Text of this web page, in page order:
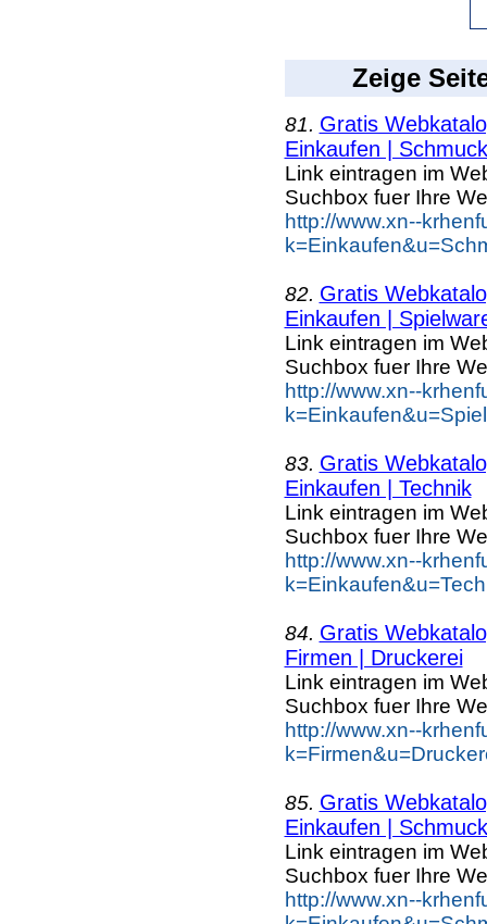
Zeige
81. Gratis
Einkaufen | Schmuck
Link eintragen im
Suchbox fuer Ihre
http://www.xn--
82. Gratis
Einkaufen |
Link eintragen im
Suchbox fuer Ihre
http://www.xn--
83. Gratis
Einkaufen | Technik
Link eintragen im
Suchbox fuer Ihre
http://www.xn--
84. Gratis
Firmen | Druckerei
Link eintragen im
Suchbox fuer Ihre
http://www.xn--
85. Gratis
Einkaufen | Schmuck
Link eintragen im
Suchbox fuer Ihre
http://www.xn--